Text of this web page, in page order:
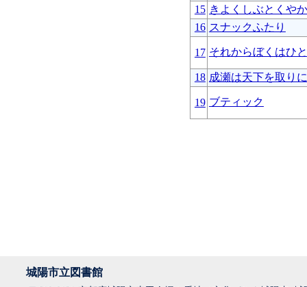
15 きよくしぶとくや
16 スナックふたり
17 それからぼくはひ
18 成瀬は天下を取り
19 ブティック
城陽市立図書館